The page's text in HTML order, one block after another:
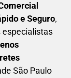
e Seguro,
especialistas
São Paulo